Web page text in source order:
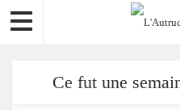
Ce fut une